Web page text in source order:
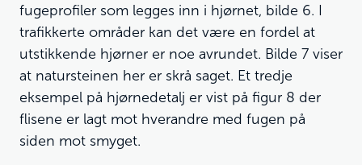
fugeprofiler som legges inn i hjørnet, bilde 6. I
trafikkerte områder kan det være en fordel at
utstikkende hjørner er noe avrundet. Bilde 7 viser
at natursteinen her er skrå saget. Et tredje
eksempel på hjørnedetalj er vist på figur 8 der
flisene er lagt mot hverandre med fugen på
siden mot smyget.